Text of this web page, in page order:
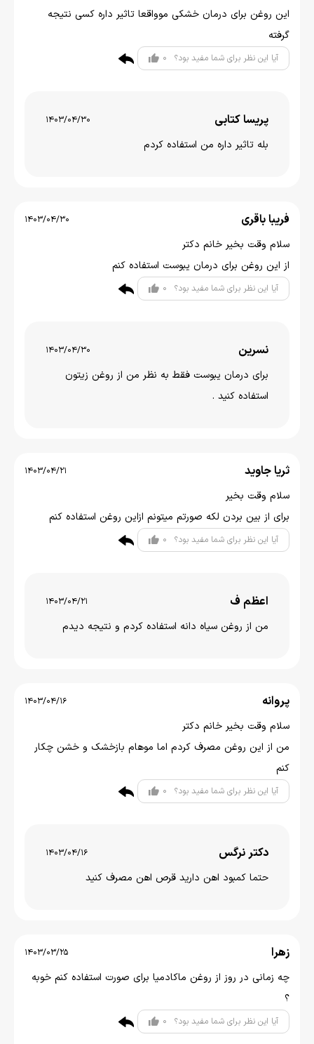
این روغن برای درمان خشکی موواقعا تاثیر داره کسی نتیجه
گرفته
آیا این نظر برای شما مفید بود؟ 0
پریسا کتابی 1403/04/30
بله تاثیر داره من استفاده کردم
فریبا باقری 1403/04/30
سلام وقت بخیر خانم دکتر
از این روغن برای درمان یبوست استفاده کنم
آیا این نظر برای شما مفید بود؟ 0
نسرین 1403/04/30
برای درمان یبوست فقط به نظر من از روغن زیتون
استفاده کنید .
ثریا جاوید 1403/04/21
سلام وقت بخیر
برای از بین بردن لکه صورتم میتونم ازاین روغن استفاده کنم
آیا این نظر برای شما مفید بود؟ 0
اعظم ف 1403/04/21
من از روغن سیاه دانه استفاده کردم و نتیجه دیدم
پروانه 1403/04/16
سلام وقت بخیر خانم دکتر
من از این روغن مصرف کردم اما موهام بازخشک و خشن چکار
کنم
آیا این نظر برای شما مفید بود؟ 0
دکتر نرگس 1403/04/16
حتما کمبود اهن دارید قرص اهن مصرف کنید
زهرا 1403/03/25
چه زمانی در روز از روغن ماکادمیا برای صورت استفاده کنم خوبه
؟
آیا این نظر برای شما مفید بود؟ 0